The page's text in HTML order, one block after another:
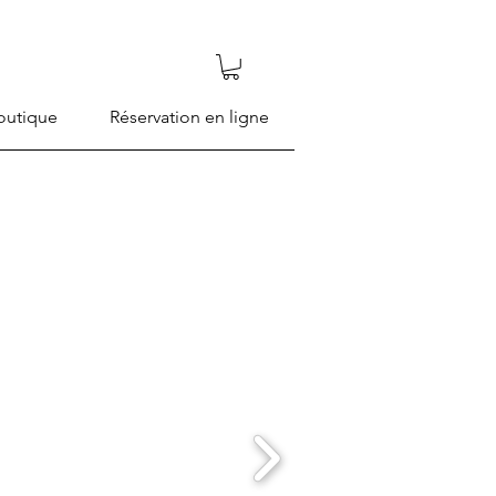
Réservation en ligne